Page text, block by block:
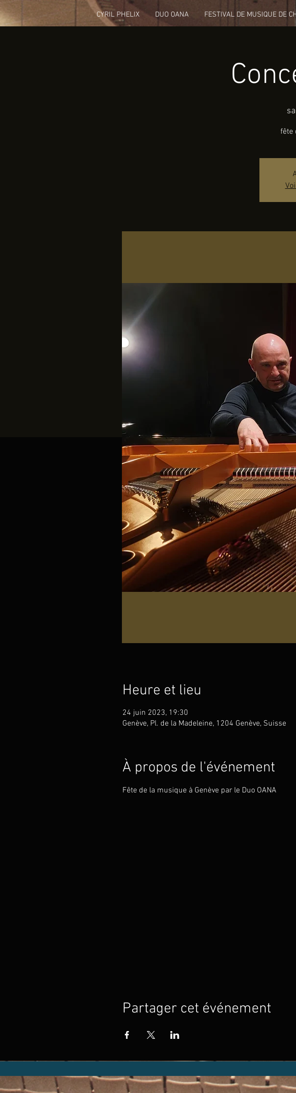
CYRIL PHELIX DUO OANA FESTIVAL DE MUSIQUE DE
fête
Heure et lieu
24 juin 2023, 19:30
Genève, Pl. de la Madeleine, 1204 Genève, Suisse
À propos de l'événement
Fête de la musique à Genève par le Duo OANA
Partager cet événement